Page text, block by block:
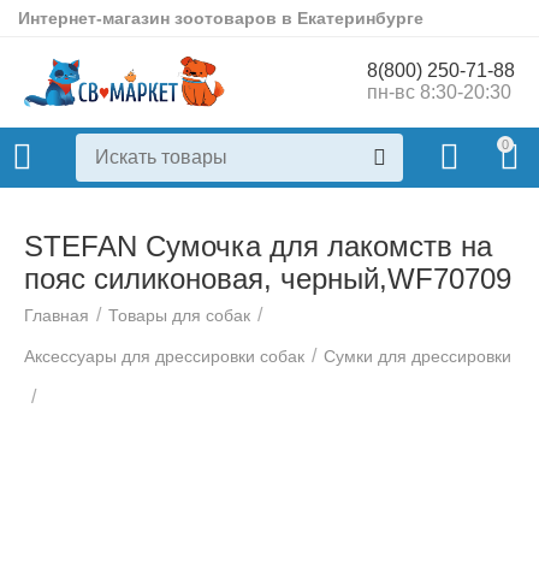
Интернет-магазин зоотоваров в Екатеринбурге
8(800) 250-71-88
пн-вс 8:30-20:30
0
STEFAN Сумочка для лакомств на
пояс силиконовая, черный,WF70709
Главная / Товары для собак /
Аксессуары для дрессировки собак / Сумки для дрессировки
/